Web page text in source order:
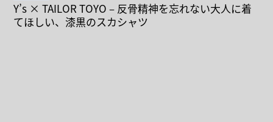
Y’s × TAILOR TOYO – 反骨精神を忘れない大人に着
てほしい、漆黒のスカシャツ